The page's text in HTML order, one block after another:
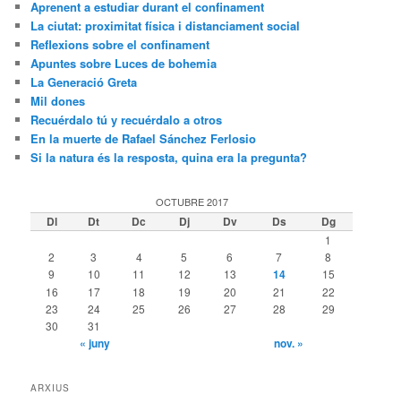
Aprenent a estudiar durant el confinament
La ciutat: proximitat física i distanciament social
Reflexions sobre el confinament
Apuntes sobre Luces de bohemia
La Generació Greta
Mil dones
Recuérdalo tú y recuérdalo a otros
En la muerte de Rafael Sánchez Ferlosio
Si la natura és la resposta, quina era la pregunta?
OCTUBRE 2017
Dl Dt Dc Dj Dv Ds Dg
1
2
3 4 5 6 7
8
9
10 11 12 13 14
15
16
17 18 19 20 21
22
23
24 25 26 27 28
29
30
31
« juny nov. »
ARXIUS